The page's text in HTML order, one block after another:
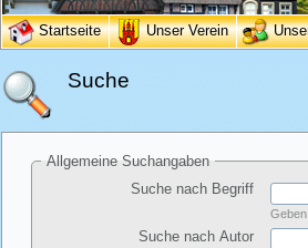
Startseite Unser Verein
Suche
Allgemeine Suchangaben
Suche nach Begriff
Suche nach Autor